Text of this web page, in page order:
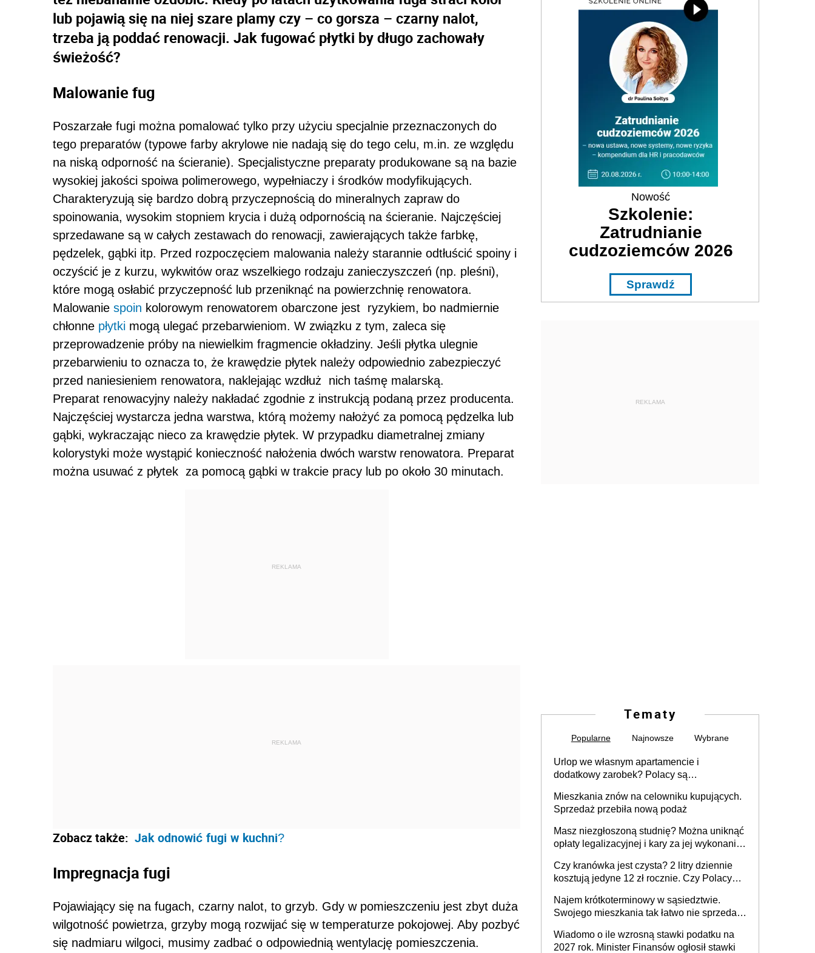
lub pojawią się na niej szare plamy czy – co gorsza – czarny nalot,
trzeba ją poddać renowacji. Jak fugować płytki by długo zachowały
świeżość?
Malowanie fug
Poszarzałe fugi można pomalować tylko przy użyciu specjalnie przeznaczonych do
tego preparatów (typowe farby akrylowe nie nadają się do tego celu, m.in. ze względu
na niską odporność na ścieranie). Specjalistyczne preparaty produkowane są na bazie
wysokiej jakości spoiwa polimerowego, wypełniaczy i środków modyfikujących.
Charakteryzują się bardzo dobrą przyczepnością do mineralnych zapraw do
spoinowania, wysokim stopniem krycia i dużą odpornością na ścieranie. Najczęściej
sprzedawane są w całych zestawach do renowacji, zawierających także farbkę,
pędzelek, gąbki itp. Przed rozpoczęciem malowania należy starannie odtłuścić spoiny i
oczyścić je z kurzu, wykwitów oraz wszelkiego rodzaju zanieczyszczeń (np. pleśni),
które mogą osłabić przyczepność lub przeniknąć na powierzchnię renowatora.
Malowanie spoin kolorowym renowatorem obarczone jest ryzykiem, bo nadmiernie
chłonne płytki mogą ulegać przebarwieniom. W związku z tym, zaleca się
przeprowadzenie próby na niewielkim fragmencie okładziny. Jeśli płytka ulegnie
przebarwieniu to oznacza to, że krawędzie płytek należy odpowiednio zabezpieczyć
przed naniesieniem renowatora, naklejając wzdłuż nich taśmę malarską.
Preparat renowacyjny należy nakładać zgodnie z instrukcją podaną przez producenta.
Najczęściej wystarcza jedna warstwa, którą możemy nałożyć za pomocą pędzelka lub
gąbki, wykraczając nieco za krawędzie płytek. W przypadku diametralnej zmiany
kolorystyki może wystąpić konieczność nałożenia dwóch warstw renowatora. Preparat
można usuwać z płytek za pomocą gąbki w trakcie pracy lub po około 30 minutach.
REKLAMA
REKLAMA
Zobacz także: Jak odnowić fugi w kuchni?
Impregnacja fugi
Pojawiający się na fugach, czarny nalot, to grzyb. Gdy w pomieszczeniu jest zbyt duża
wilgotność powietrza, grzyby mogą rozwijać się w temperaturze pokojowej. Aby pozbyć
się nadmiaru wilgoci, musimy zadbać o odpowiednią wentylację pomieszczenia.
Nowość
Szkolenie:
Zatrudnianie
cudzoziemców 2026
Sprawdź
REKLAMA
Tematy
Popularne Najnowsze Wybrane
Urlop we własnym apartamencie i
dodatkowy zarobek? Polacy są
Mieszkania znów na celowniku kupujących.
Sprzedaż przebiła nową podaż
Masz niezgłoszoną studnię? Można uniknąć
opłaty legalizacyjnej i kary za jej wykonanie,
Czy kranówka jest czysta? 2 litry dziennie
kosztują jedyne 12 zł rocznie. Czy Polacy
Najem krótkoterminowy w sąsiedztwie.
Swojego mieszkania tak łatwo nie sprzedaż
Wiadomo o ile wzrosną stawki podatku na
2027 rok. Minister Finansów ogłosił stawki